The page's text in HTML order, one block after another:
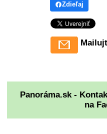
Zdieľaj
Panoráma.sk -
na